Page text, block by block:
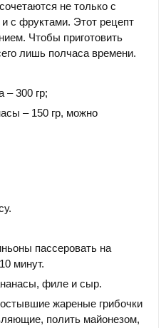
не только с
с фруктами. Этот рецепт
Чтобы приготовить
лишь полчаса времени.
– 300 гр;
– 150 гр, можно
пассеровать на
минут.
филе и сыр.
жареные грибочки
полить майонезом,